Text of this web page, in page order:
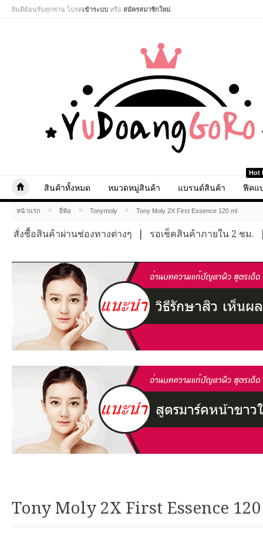
ยินดีต้อนรับทุกท่าน โปรดเข้าระบบ หรือ สมัครสมาชิกใหม่
สินค้าทั้งหมด หมวดหมู่สินค้า แบรนด์สินค้า
Hot
ฟีคแ
หน้าแรก » ยี่ห้อ » Tonymoly » Tony Moly 2X First Essence 120 ml
สั่งซื้อสินค้าผ่านช่องทางต่างๆ รอเช็คสินค้าภายใน 2 ชม.
Tony Moly 2X First Essence